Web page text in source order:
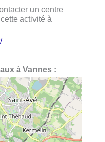
un centre
activité à
à Vannes :